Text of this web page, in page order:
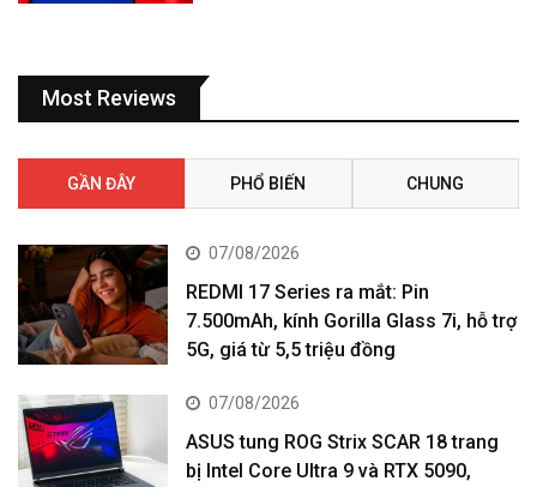
Most Reviews
GẦN ĐÂY PHỔ BIẾN CHUNG
07/08/2026
REDMI 17 Series ra mắt: Pin
7.500mAh, kính Gorilla Glass 7i, hỗ trợ
5G, giá từ 5,5 triệu đồng
07/08/2026
ASUS tung ROG Strix SCAR 18 trang
bị Intel Core Ultra 9 và RTX 5090,